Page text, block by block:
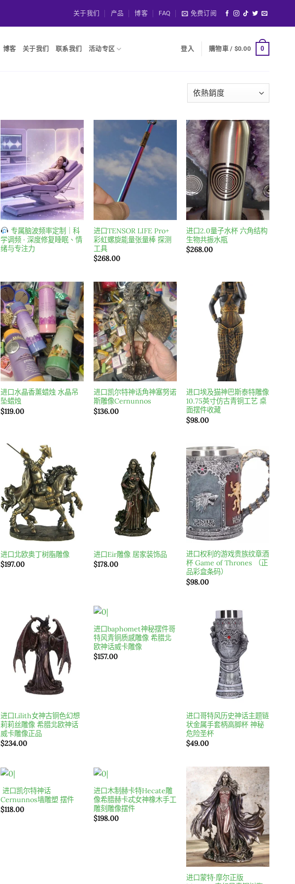
关于我们 产品 博客 FAQ 免费订阅
博客 关于我们 联系我们 活动专区 登入 購物車 / $0.00 0
Add to
wishlist
专属脑波频率定制｜科
学调频 · 深度修复睡眠、情
绪与专注力
Add to
wishlist
进口TENSOR LIFE Pro+
彩虹螺旋能量张量棒 探测
工具
$268.00
Add to
wishlist
进口2.0量子水杯 六角结构
生物共振水瓶
$268.00
Add to
wishlist
进口水晶香薰蜡烛 水晶吊
坠蜡烛
$119.00
Add to
wishlist
进口凯尔特神话角神塞努诺
斯雕像Cernunnos
$136.00
Add to
wishlist
进口埃及猫神巴斯泰特雕像
10.75英寸仿古青铜工艺 桌
面摆件收藏
$98.00
Add to
wishlist
进口北欧奥丁树脂雕像
$197.00
Add to
wishlist
进口Eir雕像 居家装饰品
$178.00
进口权利的游戏贵族纹章酒
杯 Game of Thrones （正
品彩盒条码）
$98.00
Add to
wishlist
进口Lilith女神古铜色幻想
莉莉丝雕像 希腊北欧神话
威卡雕像正品
$234.00
Add to
wishlist
进口baphomet神秘摆件哥
特风青铜质感雕像 希腊北
欧神话威卡雕像
$157.00
Add to
wishlist
进口哥特风历史神话主题链
状金属手套柄高脚杯 神秘
危险圣杯
$49.00
wishlist
进口凯尔特神话
Cernunnos墙雕塑 摆件
$118.00
Add to
wishlist
进口木制赫卡特Hecate雕
像希腊赫卡忒女神橡木手工
雕刻雕像摆件
$198.00
Add to
wishlist
进口蒙特·摩尔正版